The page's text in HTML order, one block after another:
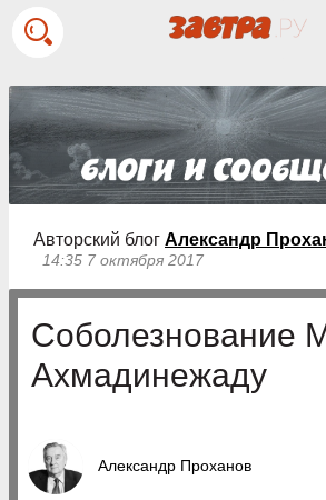
Авторский блог Александр
14:35 7 октября 2017
Соболезнование
Ахмадинежаду
Александр Проханов